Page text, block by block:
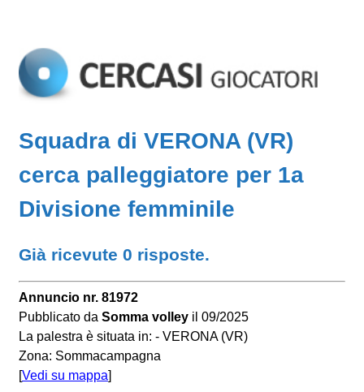
Squadra di VERONA (VR)
cerca palleggiatore per 1a
Divisione femminile
Già ricevute 0 risposte.
Annuncio nr. 81972
Pubblicato da Somma volley il 09/2025
La palestra è situata in: - VERONA (VR)
Zona: Sommacampagna
[Vedi su mappa]